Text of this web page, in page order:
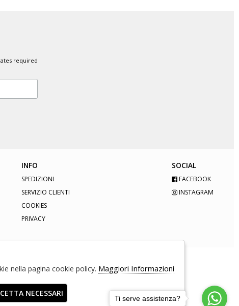
required
INFO
SPEDIZIONI
SERVIZIO CLIENTI
COOKIES
PRIVACY
SOCIAL
FACEBOOK
INSTAGRAM
nella pagina cookie policy. Maggiori Informazioni
NECESSARI
Ti serve assistenza?